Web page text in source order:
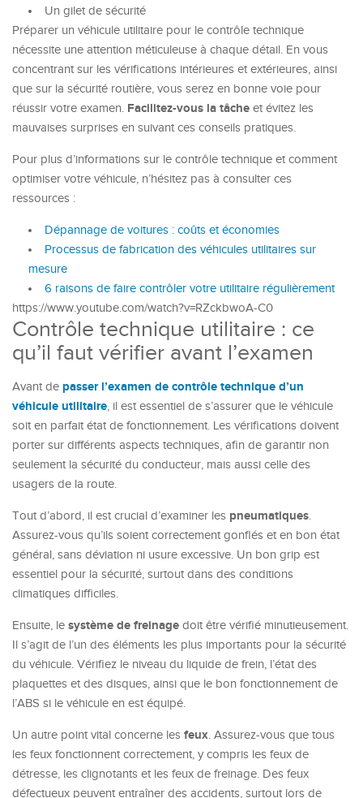
Un gilet de sécurité
Préparer un véhicule utilitaire pour le contrôle technique
nécessite une attention méticuleuse à chaque détail. En vous
concentrant sur les vérifications intérieures et extérieures, ainsi
que sur la sécurité routière, vous serez en bonne voie pour
réussir votre examen. Facilitez-vous la tâche et évitez les
mauvaises surprises en suivant ces conseils pratiques.
Pour plus d’informations sur le contrôle technique et comment
optimiser votre véhicule, n’hésitez pas à consulter ces
ressources :
Dépannage de voitures : coûts et économies
Processus de fabrication des véhicules utilitaires sur
mesure
6 raisons de faire contrôler votre utilitaire régulièrement
https://www.youtube.com/watch?v=RZckbwoA-C0
Contrôle technique utilitaire : ce
qu’il faut vérifier avant l’examen
Avant de passer l’examen de contrôle technique d’un
véhicule utilitaire, il est essentiel de s’assurer que le véhicule
soit en parfait état de fonctionnement. Les vérifications doivent
porter sur différents aspects techniques, afin de garantir non
seulement la sécurité du conducteur, mais aussi celle des
usagers de la route.
Tout d’abord, il est crucial d’examiner les pneumatiques.
Assurez-vous qu’ils soient correctement gonflés et en bon état
général, sans déviation ni usure excessive. Un bon grip est
essentiel pour la sécurité, surtout dans des conditions
climatiques difficiles.
Ensuite, le système de freinage doit être vérifié minutieusement.
Il s’agit de l’un des éléments les plus importants pour la sécurité
du véhicule. Vérifiez le niveau du liquide de frein, l’état des
plaquettes et des disques, ainsi que le bon fonctionnement de
l’ABS si le véhicule en est équipé.
Un autre point vital concerne les feux. Assurez-vous que tous
les feux fonctionnent correctement, y compris les feux de
détresse, les clignotants et les feux de freinage. Des feux
défectueux peuvent entraîner des accidents, surtout lors de